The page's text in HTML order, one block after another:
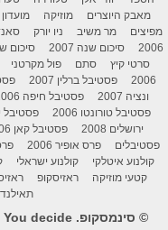
מאבק היוצרים
מוזיקה
מפיצים
מר משיב ניו יורק
2006
סיכום שנה 2007 סיכום שנה
סרטי קיץ
סתם פול מקרטני
2006
פסטיבל ברלין 2007
ונציה 2007
פסטיבל חיפה 2006
פסטיבל טורונטו 2006
פסטיבל
ירושלים 2008
פסטיבל קאן 2006
פסטיבלים
פרס אופיר 2006 פרס
קולנוע איטלקי
קולנוע ישראלי
קטעי מוזיקה
ראזיסקופ
תאילנד
© סינמסקופ. Say something clever here. Or not. You decide.